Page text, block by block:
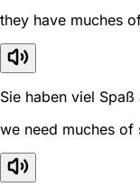
they have muches
Sie haben viel
we need muches